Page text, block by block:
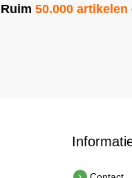
Ruim50.000 artikelen